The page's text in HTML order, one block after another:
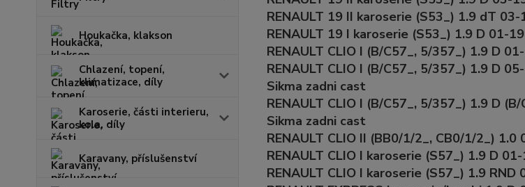
Houkačka, klakson
Chlazení, topení,
klimatizace, díly
Karoserie, části interieru,
kola, díly
Karavany, příslušenství
RENAULT 19 II karoserie (S53_) 1.9 dT
RENAULT 19 I karoserie (S53_) 1.9 D 01-
RENAULT CLIO I (B/C57_, 5/357_) 1.9 D
RENAULT CLIO I (B/C57_, 5/357_) 1.9 D
Sikma zadni cast
RENAULT CLIO I (B/C57_, 5/357_) 1.9 D
Sikma zadni cast
RENAULT CLIO II (BB0/1/2_, CB0/1/2_)
RENAULT CLIO I karoserie (S57_) 1.9 D
RENAULT CLIO I karoserie (S57_) 1.9